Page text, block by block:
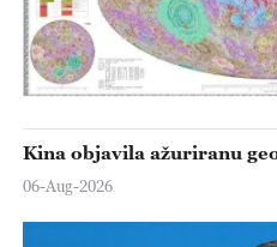
Kina objavila ažuriranu
06-Aug-2026